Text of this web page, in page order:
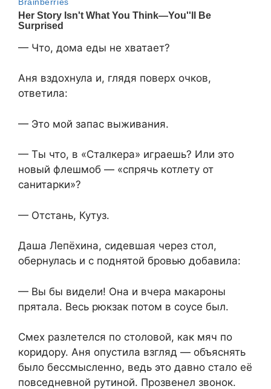
— Что, дома еды не хватает?
Аня вздохнула и, глядя поверх очков,
ответила:
— Это мой запас выживания.
— Ты что, в «Сталкера» играешь? Или это
новый флешмоб — «спрячь котлету от
санитарки»?
— Отстань, Кутуз.
Даша Лепёхина, сидевшая через стол,
обернулась и с поднятой бровью добавила:
— Вы бы видели! Она и вчера макароны
прятала. Весь рюкзак потом в соусе был.
Смех разлетелся по столовой, как мяч по
коридору. Аня опустила взгляд — объяснять
было бессмысленно, ведь это давно стало её
повседневной рутиной. Прозвенел звонок.